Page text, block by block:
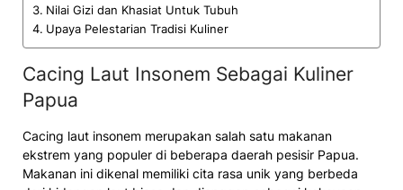
Nilai Gizi dan Khasiat Untuk Tubuh
Upaya Pelestarian Tradisi Kuliner
Cacing Laut Insonem Sebagai Kuliner
Papua
Cacing laut insonem merupakan salah satu makanan
ekstrem yang populer di beberapa daerah pesisir Papua.
Makanan ini dikenal memiliki cita rasa unik yang berbeda